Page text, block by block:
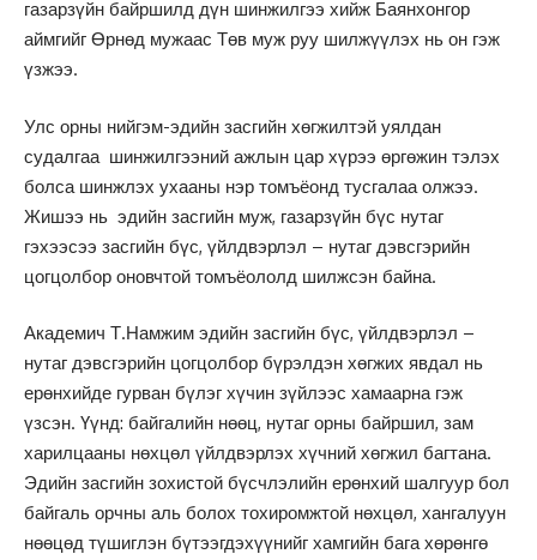
газарзүйн байршилд дүн шинжилгээ хийж Баянхонгор
аймгийг Өрнөд мужаас Төв муж руу шилжүүлэх нь он гэж
үзжээ.
Улс орны нийгэм-эдийн засгийн хөгжилтэй уялдан
судалгаа шинжилгээний ажлын цар хүрээ өргөжин тэлэх
болса шинжлэх ухааны нэр томъёонд тусгалаа олжээ.
Жишээ нь эдийн засгийн муж, газарзүйн бүс нутаг
гэхээсээ засгийн бүс, үйлдвэрлэл – нутаг дэвсгэрийн
цогцолбор оновчтой томъёололд шилжсэн байна.
Академич Т.Намжим эдийн засгийн бүс, үйлдвэрлэл –
нутаг дэвсгэрийн цогцолбор бүрэлдэн хөгжих явдал нь
ерөнхийде гурван бүлэг хүчин зүйлээс хамаарна гэж
үзсэн. Үүнд: байгалийн нөөц, нутаг орны байршил, зам
харилцааны нөхцөл үйлдвэрлэх хүчний хөгжил багтана.
Эдийн засгийн зохистой бүсчлэлийн ерөнхий шалгуур бол
байгаль орчны аль болох тохиромжтой нөхцөл, хангалуун
нөөцөд түшиглэн бүтээгдэхүүнийг хамгийн бага хөрөнгө